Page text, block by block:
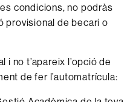
condicions, no podràs
provisional de becari o
i no t’apareix l’opció de
de fer l’automatrícula: